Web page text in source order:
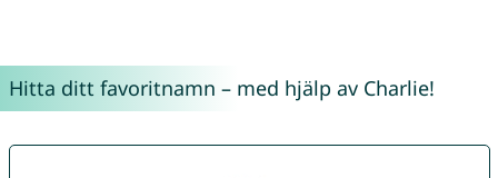
Hitta ditt favoritnamn – med hjälp av Charlie!